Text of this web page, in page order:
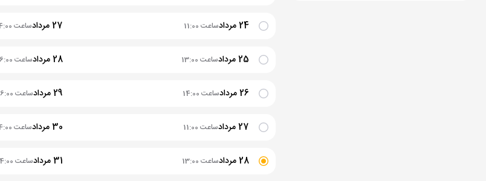
24 مرداد ساعت 11:00 27 مرداد ساعت 14:00
25 مرداد ساعت 13:00 28 مرداد ساعت 16:00
26 مرداد ساعت 14:00 29 مرداد ساعت 16:00
27 مرداد ساعت 11:00 30 مرداد ساعت 14:00
28 مرداد ساعت 13:00 31 مرداد ساعت 14:00